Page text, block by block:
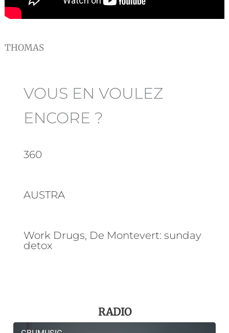
THOMAS
VOUS EN VOULEZ
ENCORE ?
360
AUSTRA
Work Drugs, De Montevert: sunday
detox
RADIO